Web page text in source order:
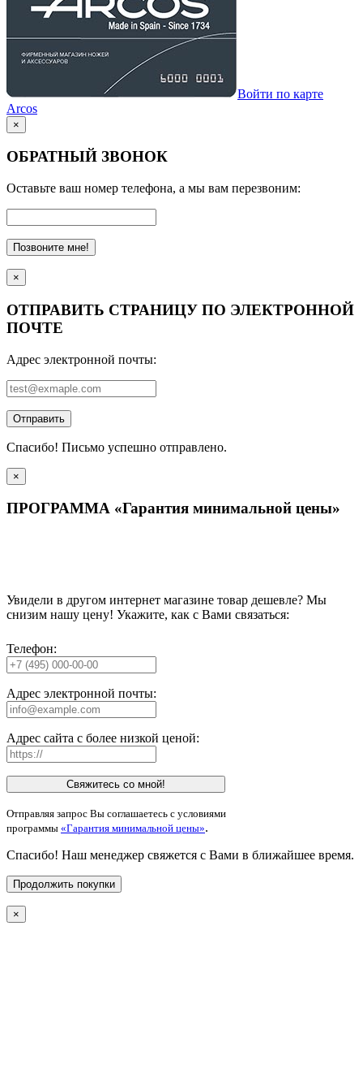
Войти по карте
Arcos
×
ОБРАТНЫЙ ЗВОНОК
Оставьте ваш номер телефона, а мы вам перезвоним:
Позвоните мне!
×
ОТПРАВИТЬ СТРАНИЦУ ПО ЭЛЕКТРОННОЙ
ПОЧТЕ
Адрес электронной почты:
Отправить
Спасибо! Письмо успешно отправлено.
×
ПРОГРАММА «Гарантия минимальной цены»
Увидели в другом интернет магазине товар дешевле? Мы
снизим нашу цену! Укажите, как с Вами связаться:
Телефон:
Адрес электронной почты:
Адрес сайта с более низкой ценой:
Свяжитесь со мной!
Отправляя запрос Вы соглашаетесь с условиями
программы «Гарантия минимальной цены».
Спасибо! Наш менеджер свяжется с Вами в ближайшее время.
Продолжить покупки
×